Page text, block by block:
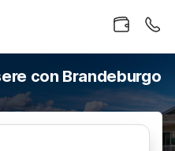
con Brandeburgo